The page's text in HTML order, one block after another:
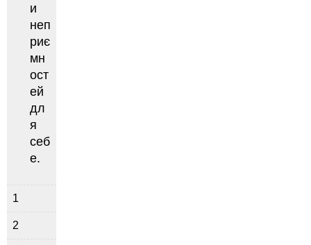
и
неп
риє
мн
ост
ей
дл
я
себ
е.
1
2